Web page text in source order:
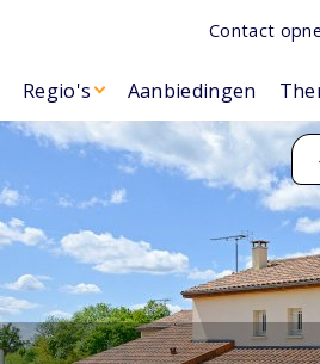
Contact
Regio's Aanbiedingen